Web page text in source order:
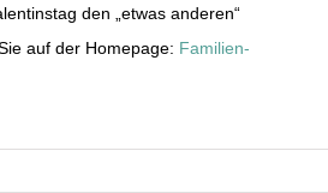
den „etwas anderen“
auf der Homepage: Familien-